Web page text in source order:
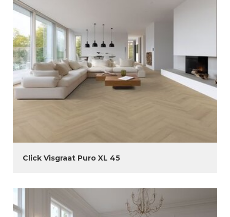
Click Visgraat Puro XL 45